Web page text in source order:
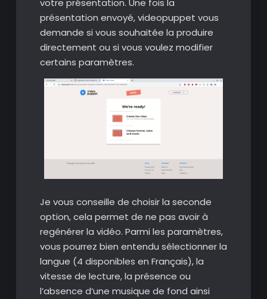
votre présentation. Une fois la
présentation envoyé, videopuppet vous
demande si vous souhaitée la produire
directement ou si vous voulez modifier
certains paramètres.
Je vous conseille de choisir la seconde
option, cela permet de ne pas avoir à
regénérer la vidéo. Parmi les paramètres,
vous pourrez bien entendu sélectionner la
langue (4 disponibles en Français), la
vitesse de lecture, la présence ou
l’absence d’une musique de fond ainsi